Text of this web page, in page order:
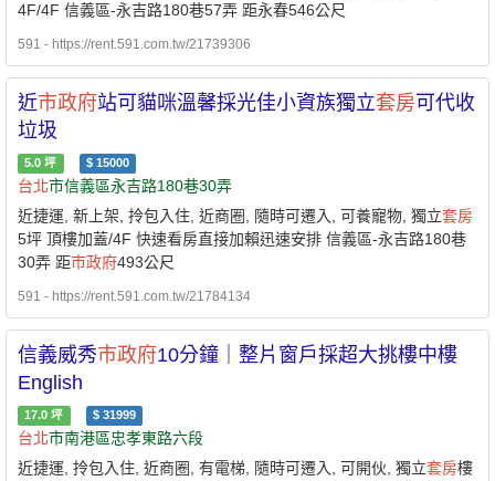
4F/4F 信義區-永吉路180巷57弄 距永春546公尺
591 - https://rent.591.com.tw/21739306
近市政府站可貓咪溫馨採光佳小資族獨立套房可代收
垃圾
5.0 坪 $ 15000
台北市信義區永吉路180巷30弄
近捷運, 新上架, 拎包入住, 近商圈, 隨時可遷入, 可養寵物, 獨立套房
5坪 頂樓加蓋/4F 快速看房直接加賴迅速安排 信義區-永吉路180巷
30弄 距市政府493公尺
591 - https://rent.591.com.tw/21784134
信義威秀市政府10分鐘｜整片窗戶採超大挑樓中樓
English
17.0 坪 $ 31999
台北市南港區忠孝東路六段
近捷運, 拎包入住, 近商圈, 有電梯, 隨時可遷入, 可開伙, 獨立套房樓